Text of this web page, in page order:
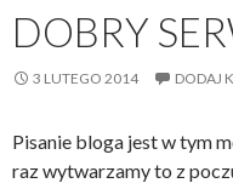
DOBRY
3 LUTEGO 2014 DODAJ
Pisanie bloga jest w tym
raz wytwarzamy to z